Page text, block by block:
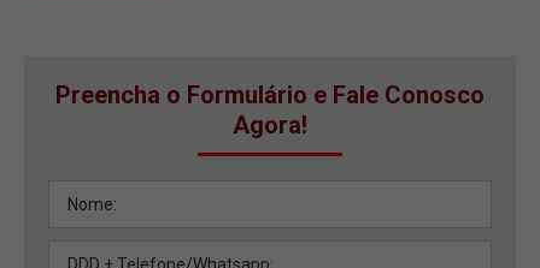
Preencha o Formulário e Fale Conosco
Agora!